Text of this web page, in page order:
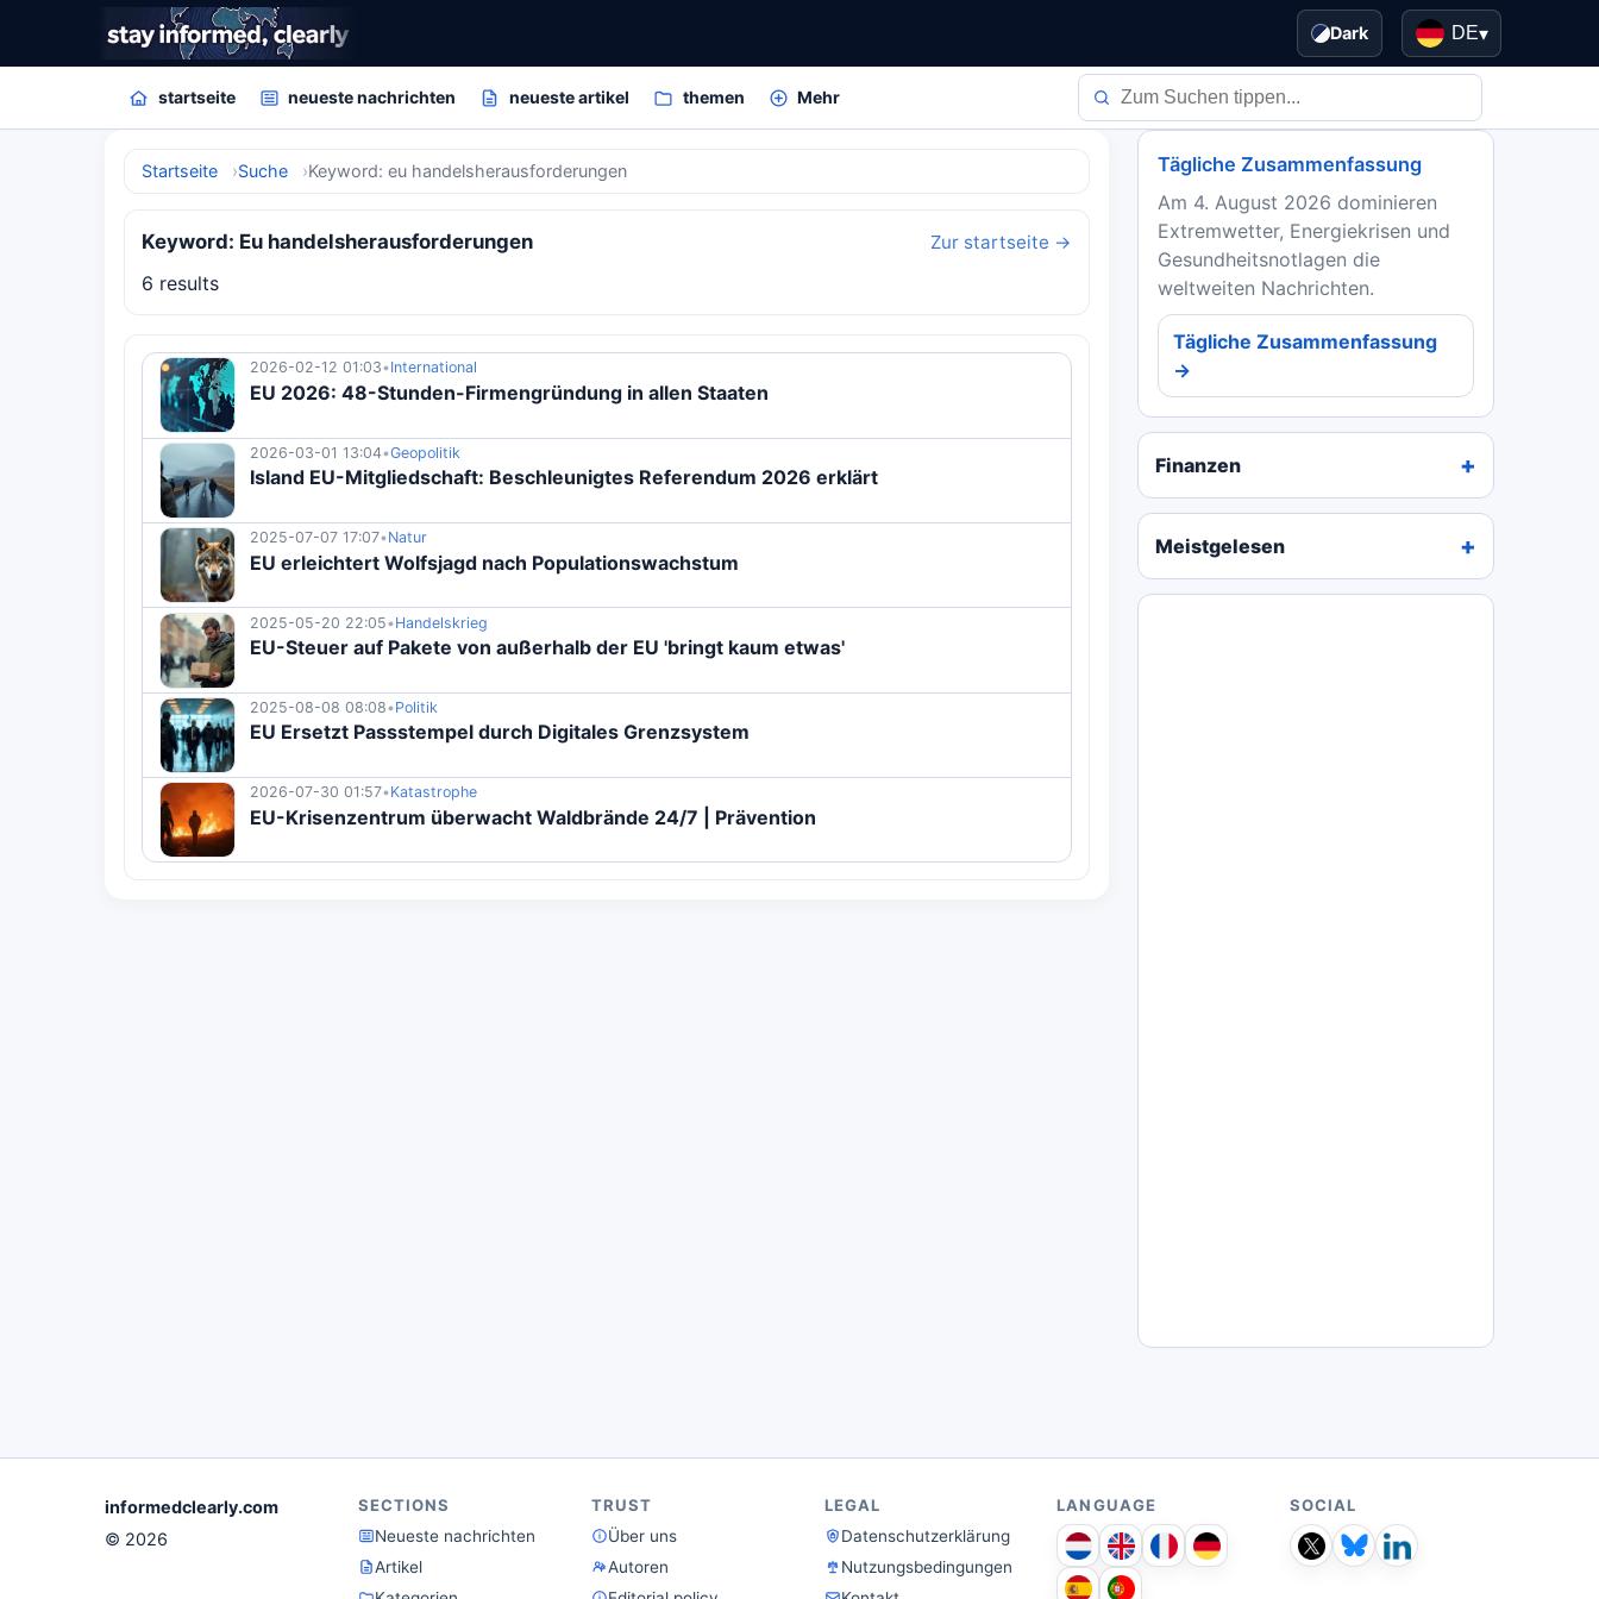
Dark DE▾
startseite neueste nachrichten neueste artikel themen Mehr
Startseite Suche Keyword: eu handelsherausforderungen
Keyword: Eu handelsherausforderungen Zur startseite →
6 results
2026-02-12 01:03•International
EU 2026: 48-Stunden-Firmengründung in allen Staaten
2026-03-01 13:04•Geopolitik
Island EU-Mitgliedschaft: Beschleunigtes Referendum 2026 erklärt
2025-07-07 17:07•Natur
EU erleichtert Wolfsjagd nach Populationswachstum
2025-05-20 22:05•Handelskrieg
EU-Steuer auf Pakete von außerhalb der EU 'bringt kaum etwas'
2025-08-08 08:08•Politik
EU Ersetzt Passstempel durch Digitales Grenzsystem
2026-07-30 01:57•Katastrophe
EU-Krisenzentrum überwacht Waldbrände 24/7 | Prävention
Tägliche Zusammenfassung
Am 4. August 2026 dominieren
Extremwetter, Energiekrisen und
Gesundheitsnotlagen die
weltweiten Nachrichten.
Tägliche Zusammenfassung
→
Finanzen
Meistgelesen
informedclearly.com
© 2026
SECTIONS
Neueste nachrichten
Artikel
TRUST
Über uns
Autoren
LEGAL
Datenschutzerklärung
Nutzungsbedingungen
LANGUAGE SOCIAL